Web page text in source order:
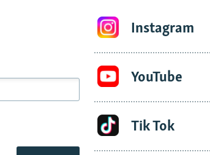
Instagram
YouTube
Tik Tok